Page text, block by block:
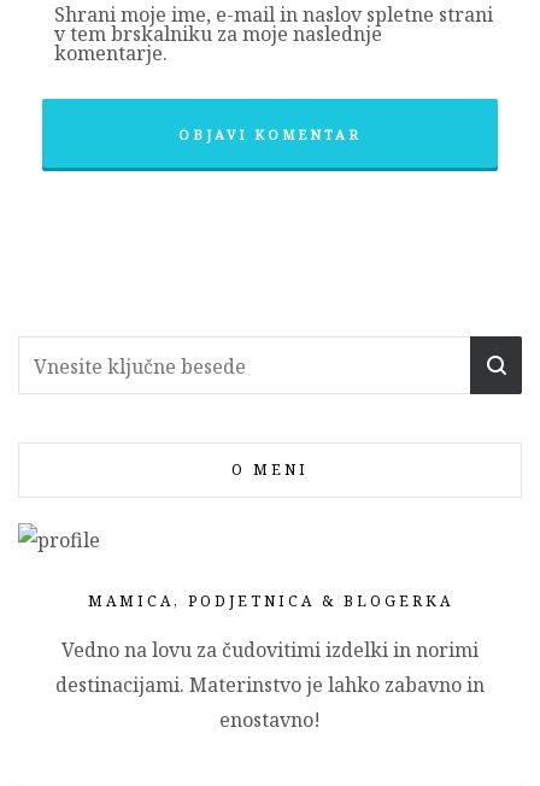
Shrani moje ime, e-mail in naslov spletne strani
v tem brskalniku za moje naslednje
komentarje.
O MENI
MAMICA, PODJETNICA & BLOGERKA
Vedno na lovu za čudovitimi izdelki in norimi
destinacijami. Materinstvo je lahko zabavno in
enostavno!